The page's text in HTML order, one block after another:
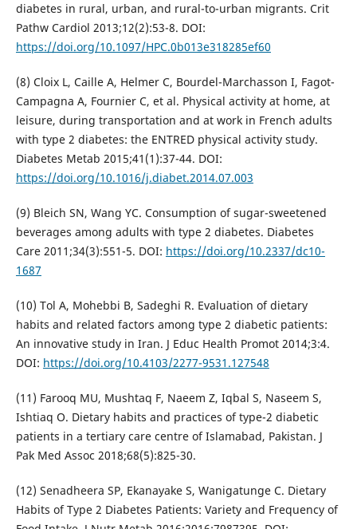
diabetes in rural, urban, and rural-to-urban migrants. Crit
Pathw Cardiol 2013;12(2):53-8. DOI:
https://doi.org/10.1097/HPC.0b013e318285ef60
(8) Cloix L, Caille A, Helmer C, Bourdel-Marchasson I, Fagot-
Campagna A, Fournier C, et al. Physical activity at home, at
leisure, during transportation and at work in French adults
with type 2 diabetes: the ENTRED physical activity study.
Diabetes Metab 2015;41(1):37-44. DOI:
https://doi.org/10.1016/j.diabet.2014.07.003
(9) Bleich SN, Wang YC. Consumption of sugar-sweetened
beverages among adults with type 2 diabetes. Diabetes
Care 2011;34(3):551-5. DOI: https://doi.org/10.2337/dc10-
1687
(10) Tol A, Mohebbi B, Sadeghi R. Evaluation of dietary
habits and related factors among type 2 diabetic patients:
An innovative study in Iran. J Educ Health Promot 2014;3:4.
DOI: https://doi.org/10.4103/2277-9531.127548
(11) Farooq MU, Mushtaq F, Naeem Z, Iqbal S, Naseem S,
Ishtiaq O. Dietary habits and practices of type-2 diabetic
patients in a tertiary care centre of Islamabad, Pakistan. J
Pak Med Assoc 2018;68(5):825-30.
(12) Senadheera SP, Ekanayake S, Wanigatunge C. Dietary
Habits of Type 2 Diabetes Patients: Variety and Frequency of